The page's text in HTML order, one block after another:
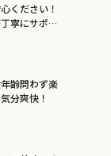
ください！
寧にサポー
齢問わず楽
分爽快！